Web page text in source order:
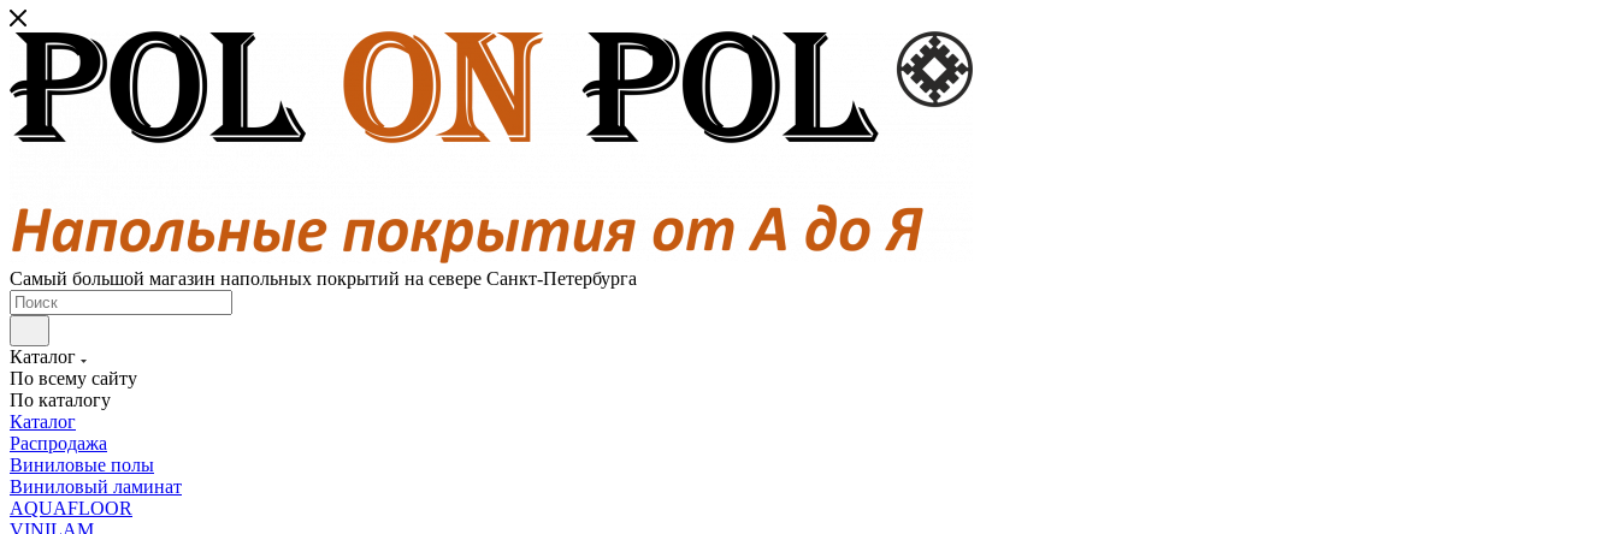
Самый большой магазин напольных покрытий на севере Санкт-Петербурга
Каталог
По всему сайту
По каталогу
Каталог
Распродажа
Виниловые полы
Виниловый ламинат
AQUAFLOOR
VINILAM